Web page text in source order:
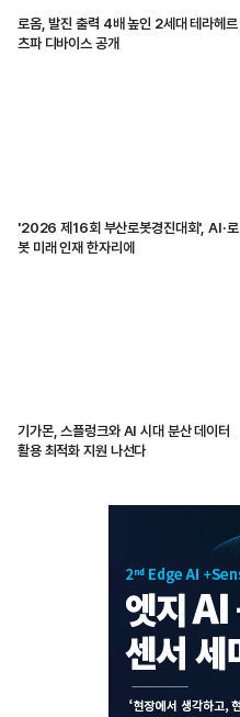
로옴, 발진 출력 4배 높인 2세대 테라헤르
츠파 디바이스 공개
'2026 제16회 부산로봇경진대회', AI·로
봇 미래 인재 한자리에
기가몬, 스플렁크와 AI 시대 분산 데이터
활용 최적화 지원 나선다